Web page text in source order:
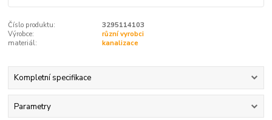
Číslo produktu:
3295114103
Výrobce:
různí vyrobci
materiál:
kanalizace
Kompletní specifikace
Parametry